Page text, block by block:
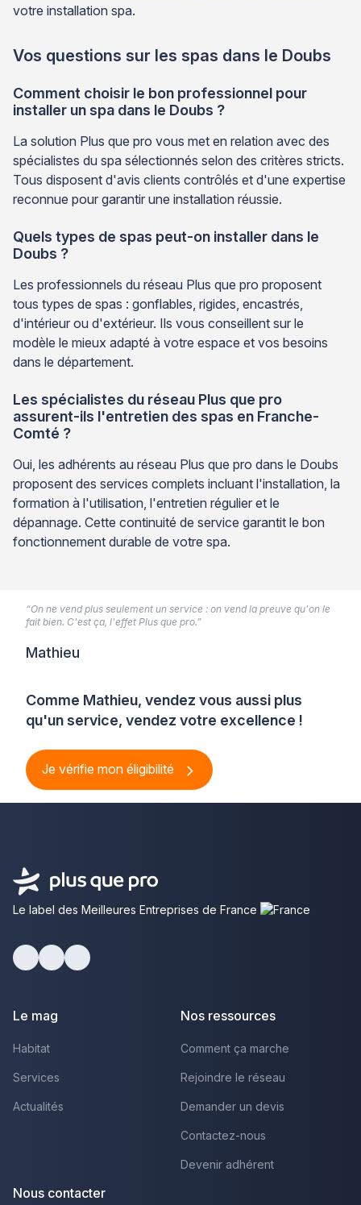
votre installation spa.
Vos questions sur les spas dans le Doubs
Comment choisir le bon professionnel pour
installer un spa dans le Doubs ?
La solution Plus que pro vous met en relation avec des
spécialistes du spa sélectionnés selon des critères stricts.
Tous disposent d'avis clients contrôlés et d'une expertise
reconnue pour garantir une installation réussie.
Quels types de spas peut-on installer dans le
Doubs ?
Les professionnels du réseau Plus que pro proposent
tous types de spas : gonflables, rigides, encastrés,
d'intérieur ou d'extérieur. Ils vous conseillent sur le
modèle le mieux adapté à votre espace et vos besoins
dans le département.
Les spécialistes du réseau Plus que pro
assurent-ils l'entretien des spas en Franche-
Comté ?
Oui, les adhérents au réseau Plus que pro dans le Doubs
proposent des services complets incluant l'installation, la
formation à l'utilisation, l'entretien régulier et le
dépannage. Cette continuité de service garantit le bon
fonctionnement durable de votre spa.
Comme Mathieu, vendez vous aussi plus
qu'un service, vendez votre excellence !
Je vérifie mon éligibilité
“On ne vend plus seulement un service : on vend la preuve qu'on le
fait bien. C'est ça, l'effet Plus que pro.”
Mathieu
Le label des Meilleures Entreprises de France
Le mag
Habitat
Services
Actualités
Nos ressources
Comment ça marche
Rejoindre le réseau
Demander un devis
Contactez-nous
Devenir adhérent
Nous contacter